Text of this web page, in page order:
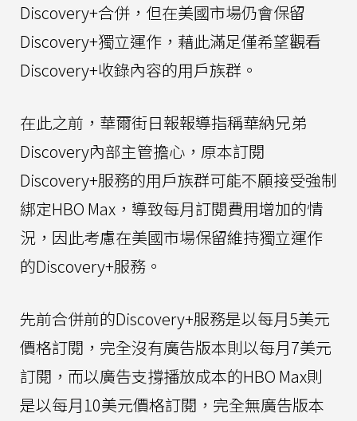
Discovery+合併，但在美國市場仍會保留
Discovery+獨立運作，藉此滿足僅希望觀看
Discovery+收錄內容的用戶族群。
在此之前，華爾街日報報導指稱華納兄弟
Discovery內部主管擔心，原本訂閱
Discovery+服務的用戶族群可能不願接受強制
綁定HBO Max，導致每月訂閱費用增加的情
況，因此考慮在美國市場保留維持獨立運作
的Discovery+服務。
先前合併前的Discovery+服務是以每月5美元
價格訂閱，完全沒有廣告版本則以每月7美元
訂閱，而以廣告支撐播放成本的HBO Max則
是以每月10美元價格訂閱，完全無廣告版本